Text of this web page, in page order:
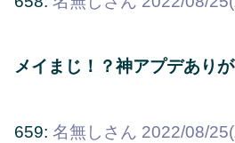
メイまじ！？神アプデありが
659: 名無しさん 2022/08/